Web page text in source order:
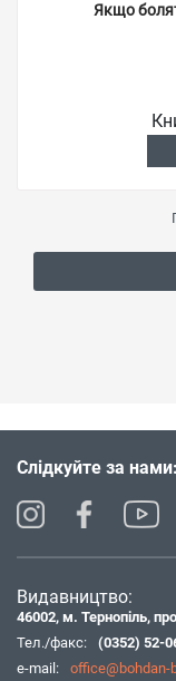
Якщо
Слідкуйте за нами:
Видавництво:
46002, м. Тернопіль,
Тел./факс:
(0352) 52-
e-mail:
office@bohdan-